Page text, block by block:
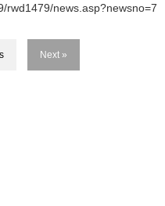
rwd1479/news.asp?newsno=7
Next »